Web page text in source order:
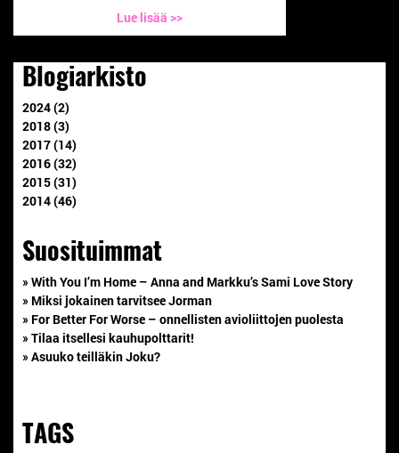
Lue lisää >>
Blogiarkisto
2024 (2)
2018 (3)
2017 (14)
2016 (32)
2015 (31)
2014 (46)
Suosituimmat
» With You I’m Home – Anna and Markku’s Sami Love Story
» Miksi jokainen tarvitsee Jorman
» For Better For Worse – onnellisten avioliittojen puolesta
» Tilaa itsellesi kauhupolttarit!
» Asuuko teilläkin Joku?
TAGS